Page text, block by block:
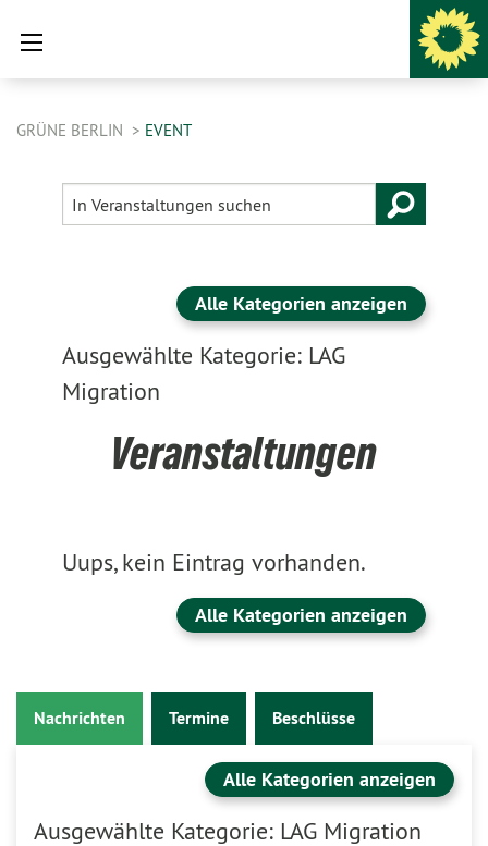
GRÜNE BERLIN EVENT
Alle Kategorien anzeigen
Ausgewählte Kategorie: LAG
Migration
Veranstaltungen
Uups, kein Eintrag vorhanden.
Alle Kategorien anzeigen
Nachrichten Termine Beschlüsse
Alle Kategorien anzeigen
Ausgewählte Kategorie: LAG Migration